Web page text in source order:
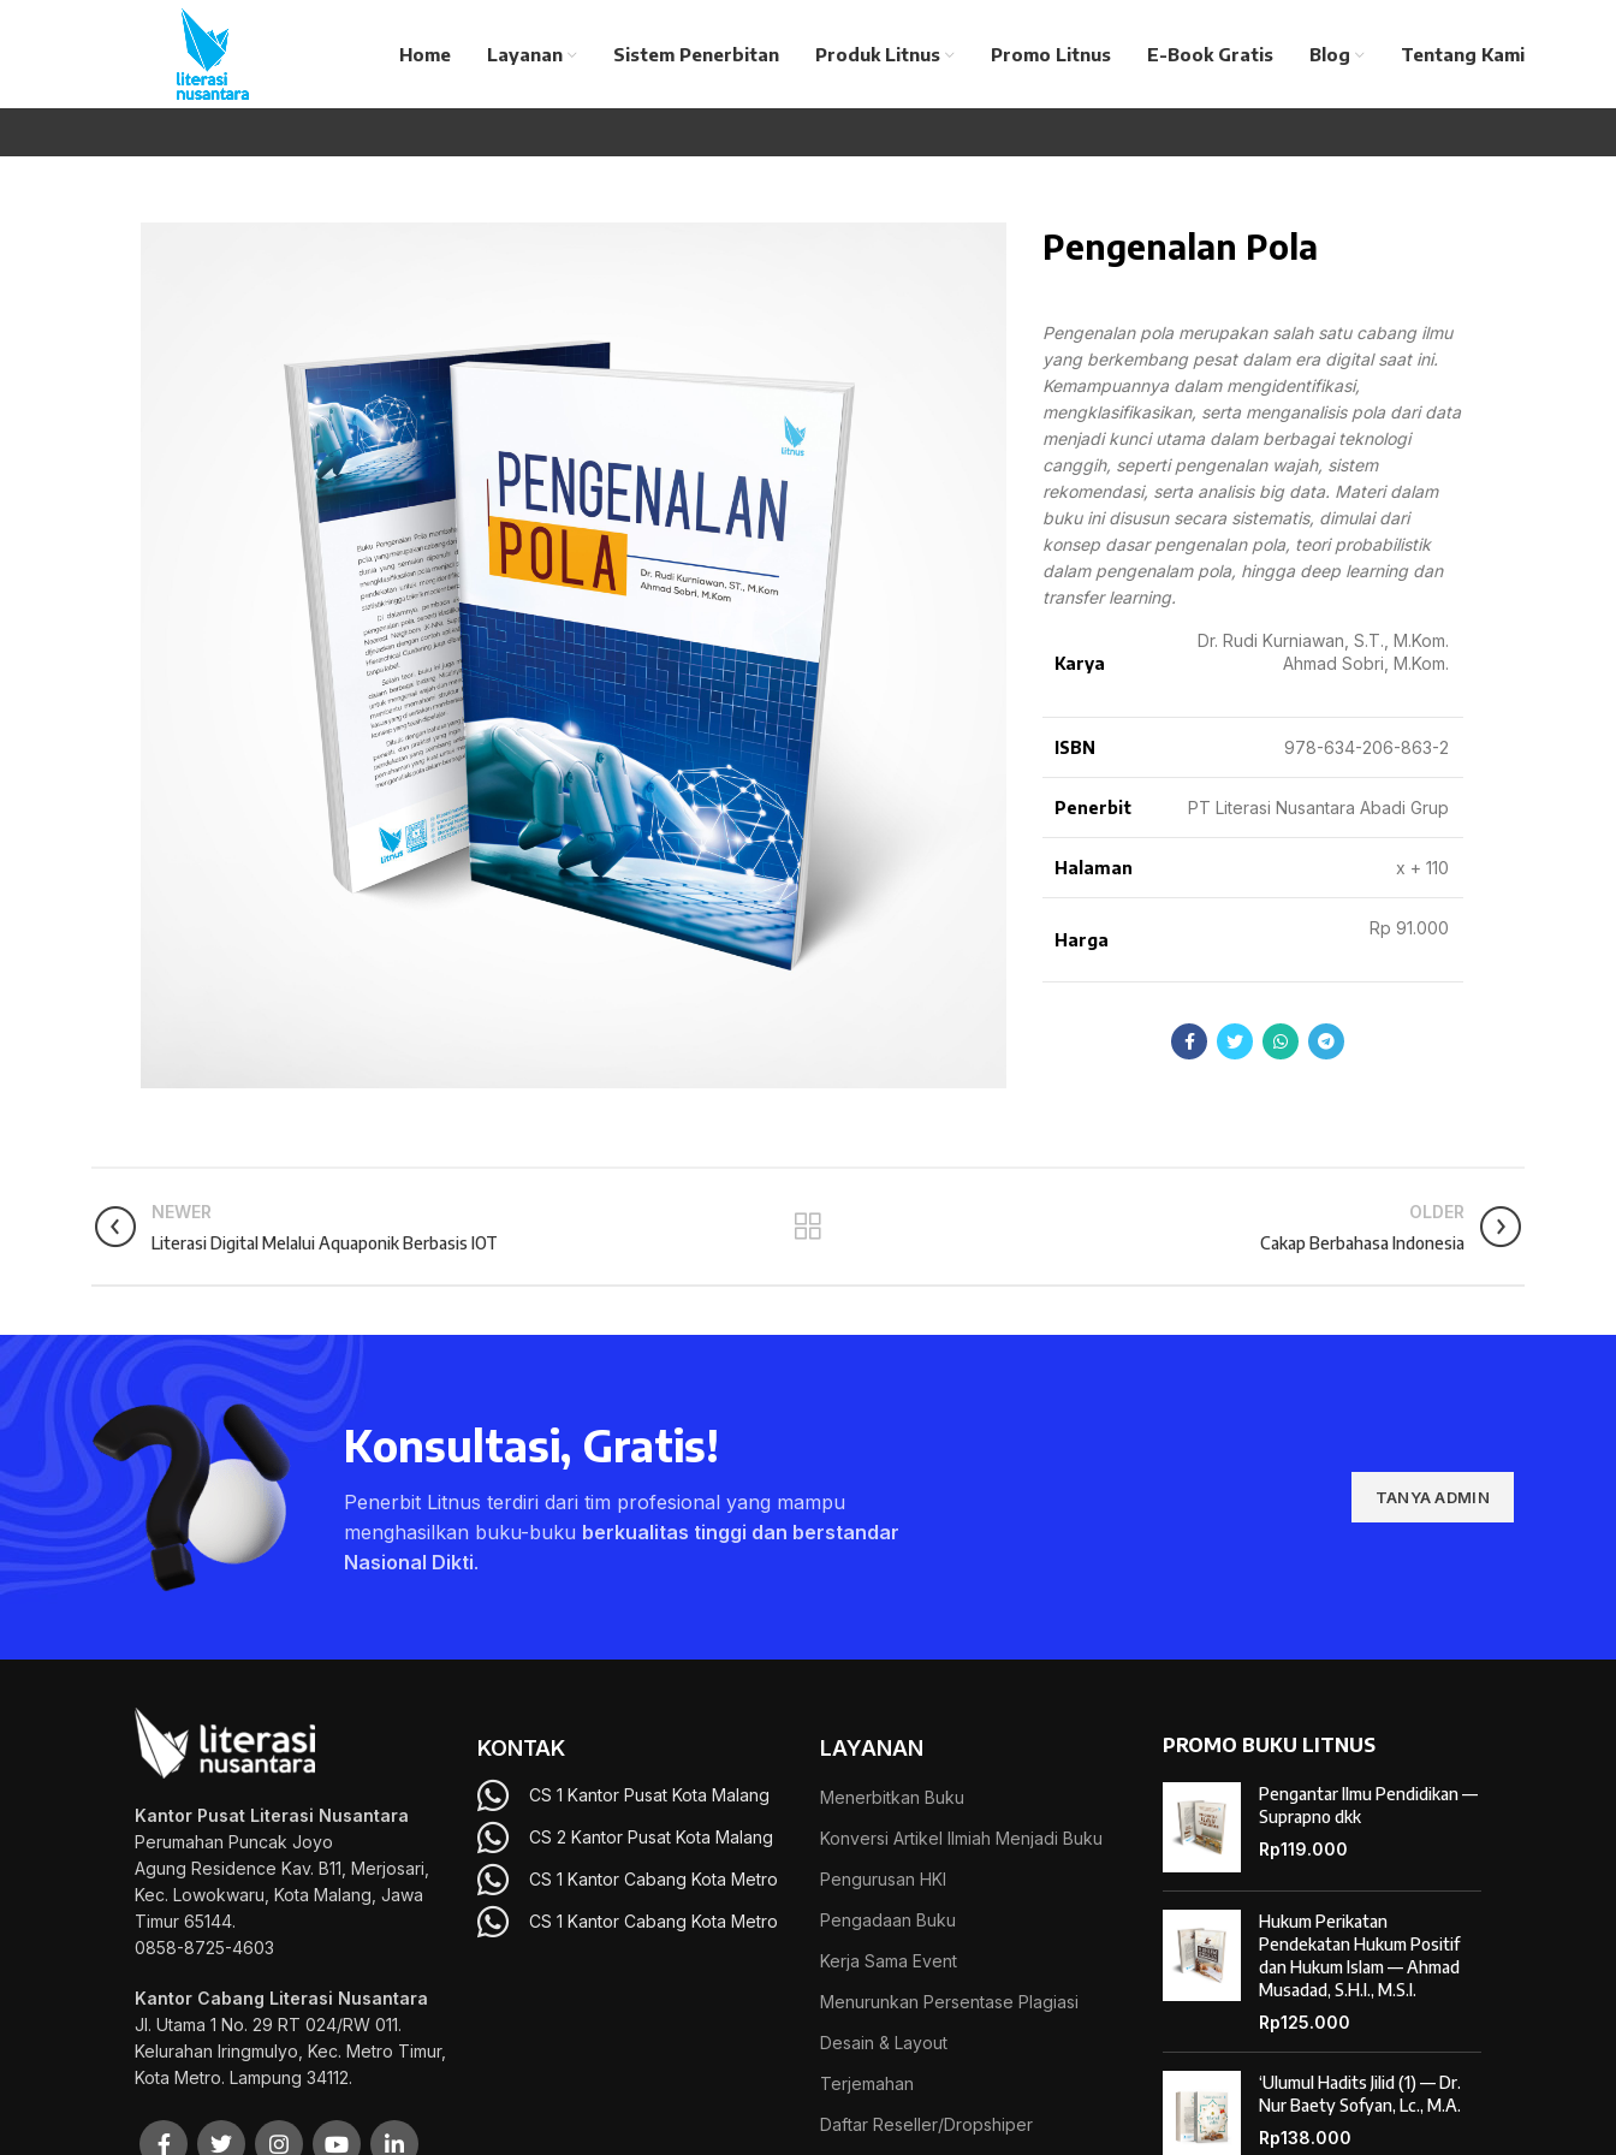
Home Layanan Sistem Penerbitan Produk Litnus Promo Litnus E-Book Gratis Blog Tentang Kami
Pengenalan Pola
Pengenalan pola merupakan salah satu cabang ilmu
yang berkembang pesat dalam era digital saat ini.
Kemampuannya dalam mengidentifikasi,
mengklasifikasikan, serta menganalisis pola dari data
menjadi kunci utama dalam berbagai teknologi
canggih, seperti pengenalan wajah, sistem
rekomendasi, serta analisis big data. Materi dalam
buku ini disusun secara sistematis, dimulai dari
konsep dasarpengenalan pola, teori probabilistik
dalam pengenalam pola, hingga deep learning dan
transfer learning.
Karya
Dr. Rudi Kurniawan, S.T., M.Kom.
Ahmad Sobri, M.Kom.
ISBN 978-634-206-863-2
Penerbit PT Literasi Nusantara Abadi Grup
Halaman x + 110
Harga
Rp 91.000
NEWER
Literasi Digital Melalui Aquaponik Berbasis IOT
OLDER
Cakap Berbahasa Indonesia
Konsultasi, Gratis!
Penerbit Litnus terdiri dari tim profesional yang mampu
menghasilkan buku-buku berkualitas tinggi dan berstandar
Nasional Dikti.
TANYA ADMIN
Kantor Pusat Literasi Nusantara
Perumahan Puncak Joyo
Agung Residence Kav. B11, Merjosari,
Kec. Lowokwaru, Kota Malang, Jawa
Timur 65144.
0858-8725-4603
Kantor Cabang Literasi Nusantara
Jl. Utama 1 No. 29 RT 024/RW 011.
Kelurahan Iringmulyo, Kec. Metro Timur,
Kota Metro. Lampung 34112.
KONTAK
CS 1 Kantor Pusat Kota Malang
CS 2 Kantor Pusat Kota Malang
CS 1 Kantor Cabang Kota Metro
CS 1 Kantor Cabang Kota Metro
LAYANAN
Menerbitkan Buku
Konversi Artikel Ilmiah Menjadi Buku
Pengurusan HKI
Pengadaan Buku
Kerja Sama Event
Menurunkan Persentase Plagiasi
Desain & Layout
Terjemahan
Daftar Reseller/Dropshiper
PROMO BUKU LITNUS
Pengantar Ilmu Pendidikan —
Suprapno dkk
Rp119.000
Hukum Perikatan
Pendekatan Hukum Positif
dan Hukum Islam — Ahmad
Musadad, S.H.I., M.S.I.
Rp125.000
‘Ulumul Hadits Jilid (1) — Dr.
Nur Baety Sofyan, Lc., M.A.
Rp138.000